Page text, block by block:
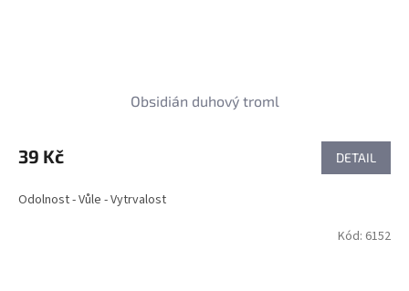
Obsidián duhový troml
39 Kč DETAIL
Odolnost - Vůle - Vytrvalost
Kód: 6152